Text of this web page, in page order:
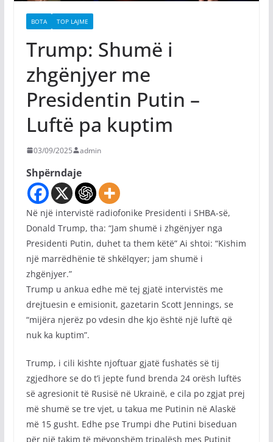
BOTA TOP LAJME
Trump: Shumë i
zhgënjyer me
Presidentin Putin –
Luftë pa kuptim
03/09/2025 admin
Shpërndaje
Në një intervistë radiofonike Presidenti i SHBA-së,
Donald Trump, tha: “Jam shumë i zhgënjyer nga
Presidenti Putin, duhet ta them këtë” Ai shtoi: “Kishim
një marrëdhënie të shkëlqyer; jam shumë i
zhgënjyer.”
Trump u ankua edhe më tej gjatë intervistës me
drejtuesin e emisionit, gazetarin Scott Jennings, se
“mijëra njerëz po vdesin dhe kjo është një luftë që
nuk ka kuptim”.
Trump, i cili kishte njoftuar gjatë fushatës së tij
zgjedhore se do t’i jepte fund brenda 24 orësh luftës
së agresionit të Rusisë në Ukrainë, e cila po zgjat prej
më shumë se tre vjet, u takua me Putinin në Alaskë
më 15 gusht. Edhe pse Trumpi dhe Putini biseduan
për një takim të mëvonshëm tripalësh mes Putinit